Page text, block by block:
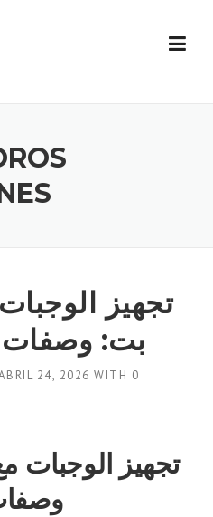
تجهيز
بت:
24, 2026 WITH 0
تجهيز